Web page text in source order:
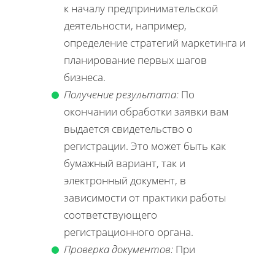
к началу предпринимательской
деятельности, например,
определение стратегий маркетинга и
планирование первых шагов
бизнеса.
Получение результата: По
окончании обработки заявки вам
выдается свидетельство о
регистрации. Это может быть как
бумажный вариант, так и
электронный документ, в
зависимости от практики работы
соответствующего
регистрационного органа.
Проверка документов: При